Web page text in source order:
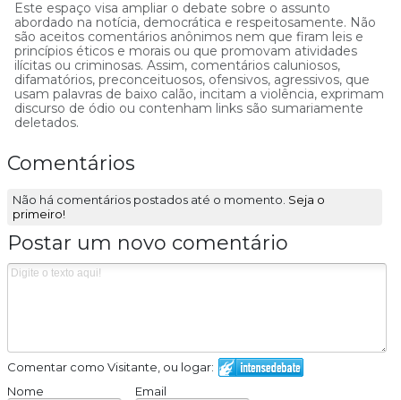
Este espaço visa ampliar o debate sobre o assunto
abordado na notícia, democrática e respeitosamente. Não
são aceitos comentários anônimos nem que firam leis e
princípios éticos e morais ou que promovam atividades
ilícitas ou criminosas. Assim, comentários caluniosos,
difamatórios, preconceituosos, ofensivos, agressivos, que
usam palavras de baixo calão, incitam a violência, exprimam
discurso de ódio ou contenham links são sumariamente
deletados.
Comentários
Não há comentários postados até o momento. Seja o
primeiro!
Postar um novo comentário
Comentar como Visitante, ou logar:
Nome
Email